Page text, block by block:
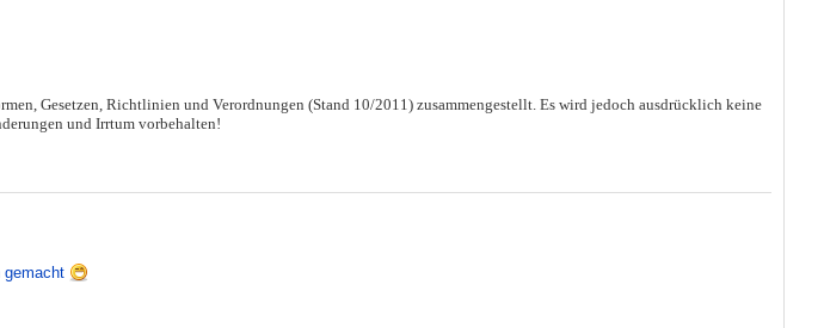
Gesetzen, Richtlinien und Verordnungen (Stand 10/2011) zusammengestellt. Es wird jedoch ausdrücklich keine
und Irrtum vorbehalten!
gemacht